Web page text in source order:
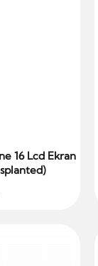
16 Lcd Ekran